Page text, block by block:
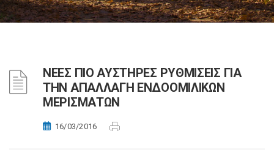
ΝΕΕΣ ΠΙΟ ΑΥΣΤΗΡΕΣ ΡΥΘΜΙΣΕΙΣ ΓΙΑ
ΤΗΝ ΑΠΑΛΛΑΓΗ ΕΝΔΟΟΜΙΛΙΚΩΝ
ΜΕΡΙΣΜΑΤΩΝ
16/03/2016